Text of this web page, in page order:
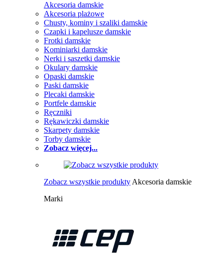
Akcesoria damskie
Akcesoria plażowe
Chusty, kominy i szaliki damskie
Czapki i kapelusze damskie
Frotki damskie
Kominiarki damskie
Nerki i saszetki damskie
Okulary damskie
Opaski damskie
Paski damskie
Plecaki damskie
Portfele damskie
Ręczniki
Rękawiczki damskie
Skarpety damskie
Torby damskie
Zobacz więcej...
Zobacz wszystkie produkty Akcesoria damskie
Marki